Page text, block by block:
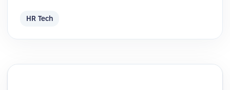
HR Tech